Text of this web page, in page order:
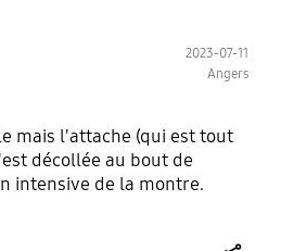
2023-07-11
Angers
mais l'attache (qui est tout
décollée au bout de
intensive de la montre.